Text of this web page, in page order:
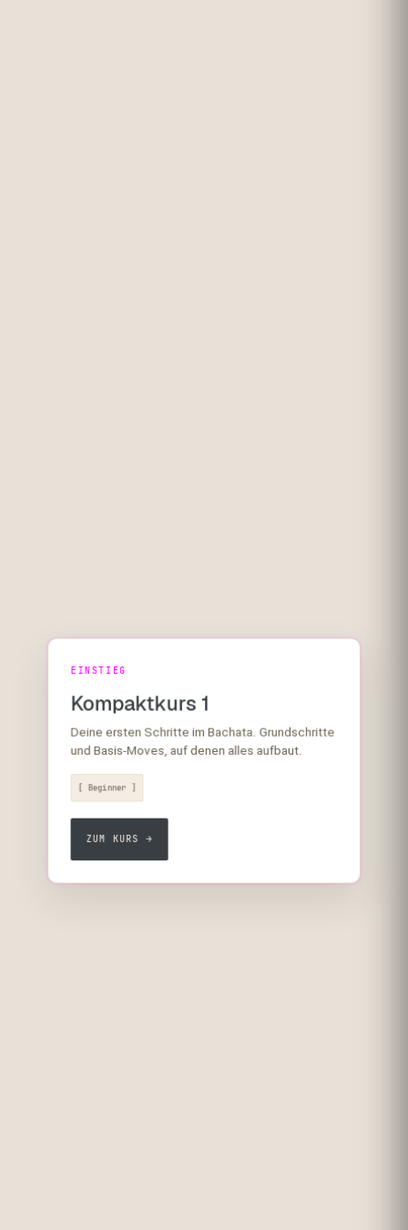
EINSTIEG
Kompaktkurs 1
Deine ersten Schritte im Bachata. Grundschritte
und Basis-Moves, auf denen alles aufbaut.
[ Beginner ]
ZUM KURS →